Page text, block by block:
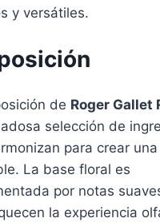
y versátiles.
de Roger Gallet
selección de
para crear
La base floral es
por notas
la experiencia